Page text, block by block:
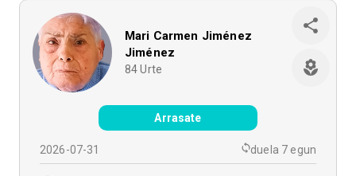
Mari Carmen Jiménez
Jiménez
84 Urte
Arrasate
2026-07-31 duela 7 egun